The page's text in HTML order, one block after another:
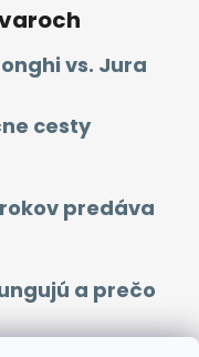
vs. Jura
cesty
predáva
a prečo